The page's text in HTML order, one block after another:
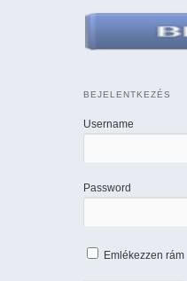
BEJELENTKEZÉS
Username
Password
Emlékezzen rám